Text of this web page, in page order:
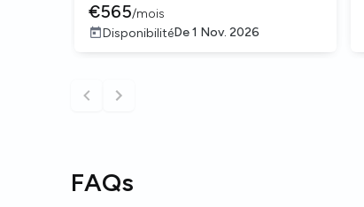
€565/mois
DisponibilitéDe1 Nov. 2026
FAQs